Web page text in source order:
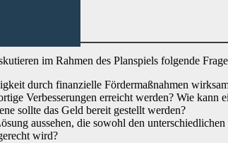
im Rahmen des Planspiels folgende
durch finanzielle Fördermaßnahmen
Verbesserungen erreicht werden? Wie kann
sollte das Geld bereit gestellt werden?
aussehen, die sowohl den unterschiedlichen
wird?